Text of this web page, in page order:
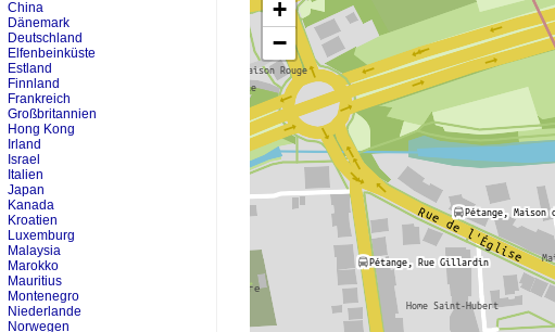
+
−
China
Dänemark
Deutschland
Elfenbeinküste
Estland
Finnland
Frankreich
Großbritannien
Hong Kong
Irland
Israel
Italien
Japan
Kanada
Kroatien
Luxemburg
Malaysia
Marokko
Mauritius
Montenegro
Niederlande
Norwegen